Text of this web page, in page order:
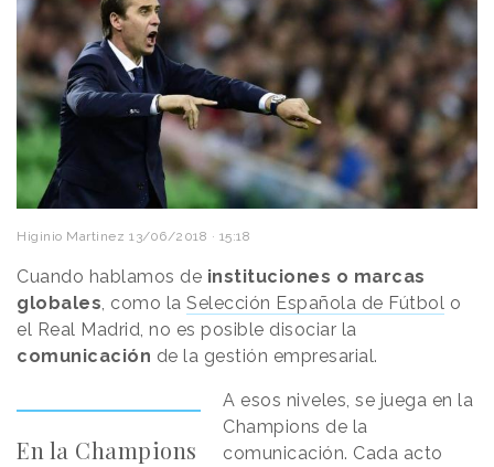
Higinio Martinez 13/06/2018 · 15:18
Cuando hablamos de instituciones o marcas
globales, como la Selección Española de Fútbol o
el Real Madrid, no es posible disociar la
comunicación de la gestión empresarial.
En la Champions
A esos niveles, se juega en la
Champions de la
comunicación. Cada acto